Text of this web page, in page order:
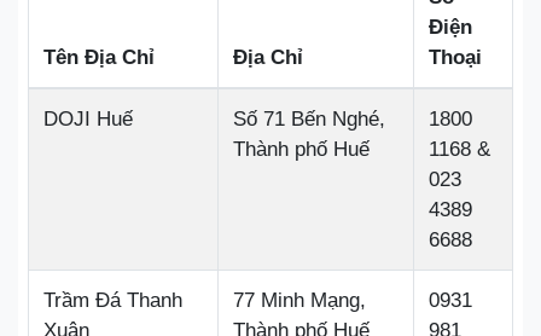
Tên Địa Chỉ Địa Chỉ
Điện
Thoại
DOJI Huế
Số 71 Bến Nghé,
Thành phố Huế
1800
1168 &
023
4389
6688
Trầm Đá Thanh
Xuân
77 Minh Mạng,
Thành phố Huế
0931
981